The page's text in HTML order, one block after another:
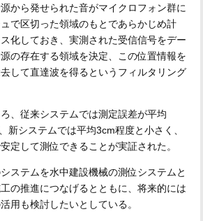
から発せられた音がマイクロフォン群に
で区切った領域のもとであらかじめ計
化しておき、実測された受信信号をデー
の存在する領域を決定、この位置情報を
して直達波を得るというフィルタリング
、従来システムでは測定誤差が平均
新システムでは平均3cm程度と小さく、
定して測位できることが実証された。
ステムを水中建設機械の測位システムと
の推進につなげるとともに、将来的には
用も検討したいとしている。